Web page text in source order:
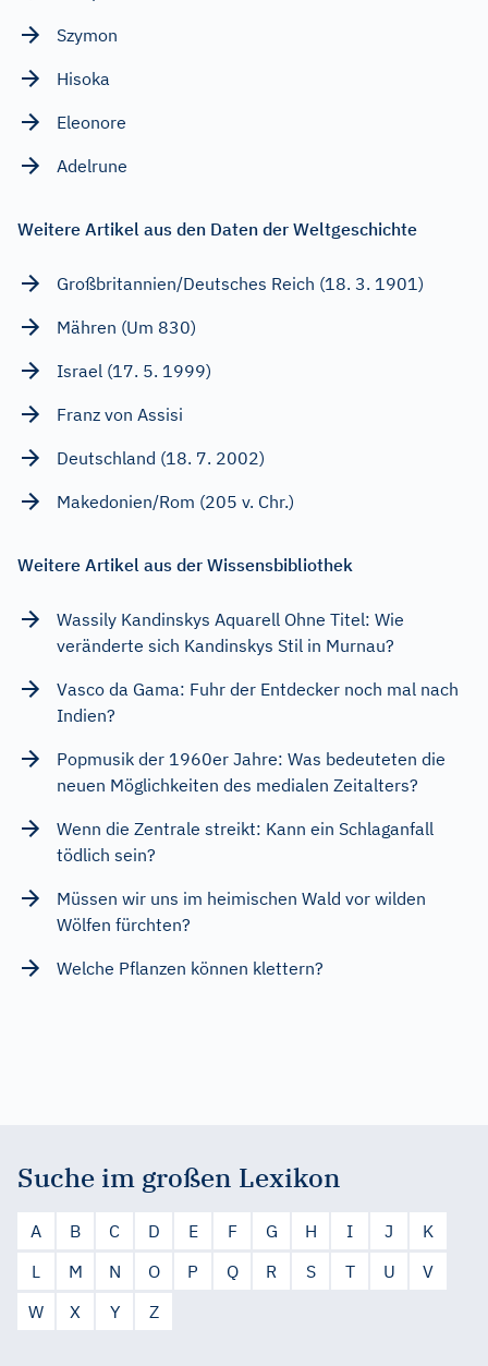
Szymon
Hisoka
Eleonore
Adelrune
Weitere Artikel aus den Daten der Weltgeschichte
Großbritannien/Deutsches Reich (18. 3. 1901)
Mähren (Um 830)
Israel (17. 5. 1999)
Franz von Assisi
Deutschland (18. 7. 2002)
Makedonien/Rom (205 v. Chr.)
Weitere Artikel aus der Wissensbibliothek
Wassily Kandinskys Aquarell Ohne Titel: Wie
veränderte sich Kandinskys Stil in Murnau?
Vasco da Gama: Fuhr der Entdecker noch mal nach
Indien?
Popmusik der 1960er Jahre: Was bedeuteten die
neuen Möglichkeiten des medialen Zeitalters?
Wenn die Zentrale streikt: Kann ein Schlaganfall
tödlich sein?
Müssen wir uns im heimischen Wald vor wilden
Wölfen fürchten?
Welche Pflanzen können klettern?
Suche im großen Lexikon
A B C D E F G H I J
K
L
M N O P Q R S T U
V
W
X Y Z